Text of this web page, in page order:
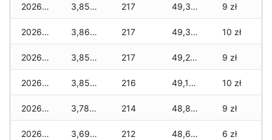
2026-03-13 3,850 zł 217 49,370 zł 9 zł
2026-03-12 3,860 zł 217 49,330 zł 10 zł
2026-03-11 3,850 zł 217 49,220 zł 9 zł
2026-03-10 3,850 zł 216 49,100 zł 10 zł
2026-03-09 3,780 zł 214 48,840 zł 9 zł
2026-03-08 3,690 zł 212 48,670 zł 6 zł